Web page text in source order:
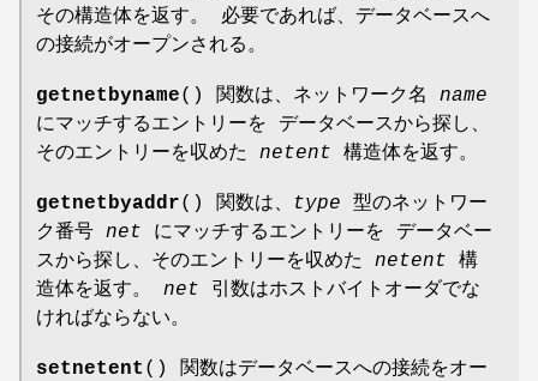
その構造体を返す。 必要であれば、データベースへ
の接続がオープンされる。
getnetbyname() 関数は、ネットワーク名 name
にマッチするエントリーを データベースから探し、
そのエントリーを収めた netent 構造体を返す。
getnetbyaddr() 関数は、 type 型のネットワー
ク番号 net にマッチするエントリーを データベー
スから探し、そのエントリーを収めた netent 構
造体を返す。 net 引数はホストバイトオーダでな
ければならない。
setnetent () 関数はデータベースへの接続をオー